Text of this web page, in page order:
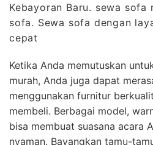
Kebayoran Baru. sewa sofa
sofa. Sewa sofa dengan
cepat
Ketika Anda memutuskan
murah, Anda juga dapat
menggunakan furnitur
membeli. Berbagai model,
bisa membuat suasana acara
nyaman. Bayangkan tamu-